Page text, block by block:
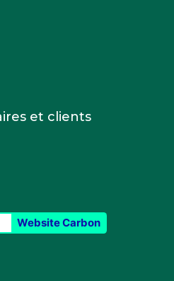
et clients
Website Carbon